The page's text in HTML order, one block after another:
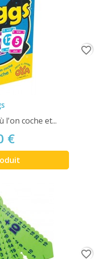
l'on coche et...
€
favorite_border
favorite_border